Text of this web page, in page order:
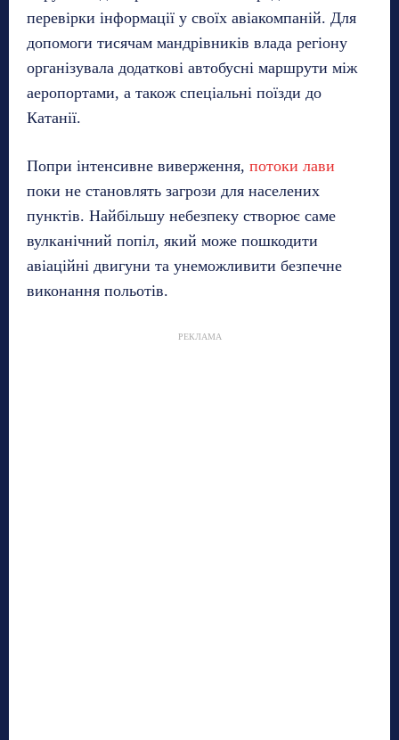
перевірки інформації у своїх авіакомпаній. Для
допомоги тисячам мандрівників влада регіону
організувала додаткові автобусні маршрути між
аеропортами, а також спеціальні поїзди до
Катанії.
Попри інтенсивне виверження, потоки лави
поки не становлять загрози для населених
пунктів. Найбільшу небезпеку створює саме
вулканічний попіл, який може пошкодити
авіаційні двигуни та унеможливити безпечне
виконання польотів.
РЕКЛАМА